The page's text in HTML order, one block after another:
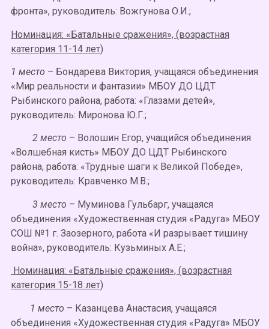
фронта», руководитель: Вожгунова О.И.;
Номинация: «Батальные сражения», (возрастная
категория 11-14 лет)
1 место – Бондарева Виктория, учащаяся объединения
«Мир реальности и фантазии» МБОУ ДО ЦДТ
Рыбинского района, работа: «Глазами детей»,
руководитель: Миронова Ю.Г.;
2 место – Волошин Егор, учащийся объединения
«Волшебная кисть» МБОУ ДО ЦДТ Рыбинского
района, работа: «Трудные шаги к Великой Победе»,
руководитель: Кравченко М.В.;
3 место – Муминова Гульбарг, учащаяся
объединения «Художественная студия «Радуга» МБОУ
СОШ №1 г. Заозерного, работа «И разрывает тишину
война», руководитель: Кузьминых А.Е.;
Номинация: «Батальные сражения», (возрастная
категория 15-18 лет)
1 место – Казанцева Анастасия, учащаяся
объединения «Художественная студия «Радуга» МБОУ